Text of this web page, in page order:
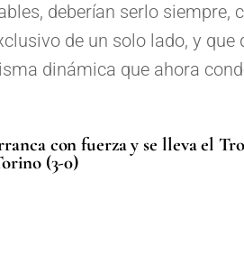
deberían serlo
de un solo lado, y
dinámica que ahora
con fuerza y se lleva el
(3-0)